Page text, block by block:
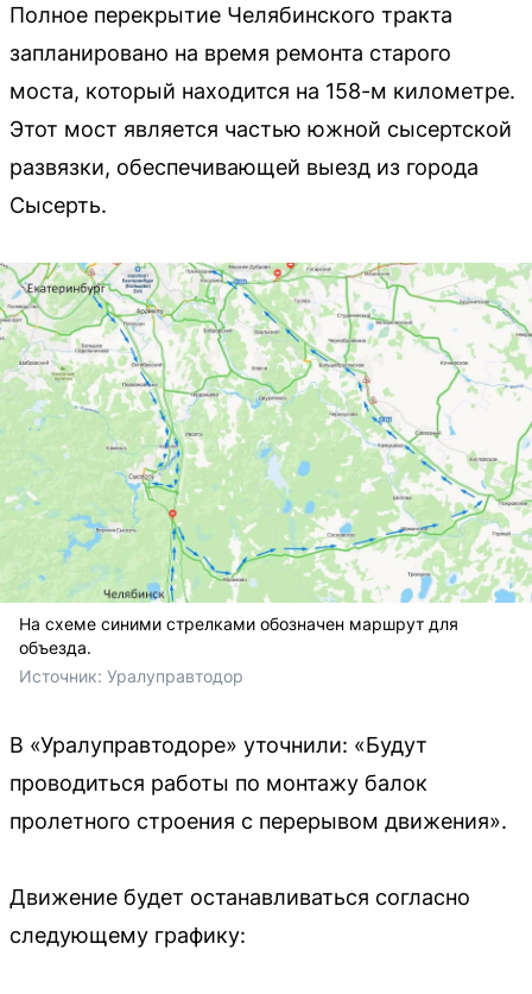
Полное перекрытие Челябинского тракта
запланировано на время ремонта старого
моста, который находится на 158-м километре.
Этот мост является частью южной сысертской
развязки, обеспечивающей выезд из города
Сысерть.
На схеме синими стрелками обозначен маршрут для
объезда.
Источник: Уралуправтодор
В «Уралуправтодоре» уточнили: «Будут
проводиться работы по монтажу балок
пролетного строения с перерывом движения».
Движение будет останавливаться согласно
следующему графику: